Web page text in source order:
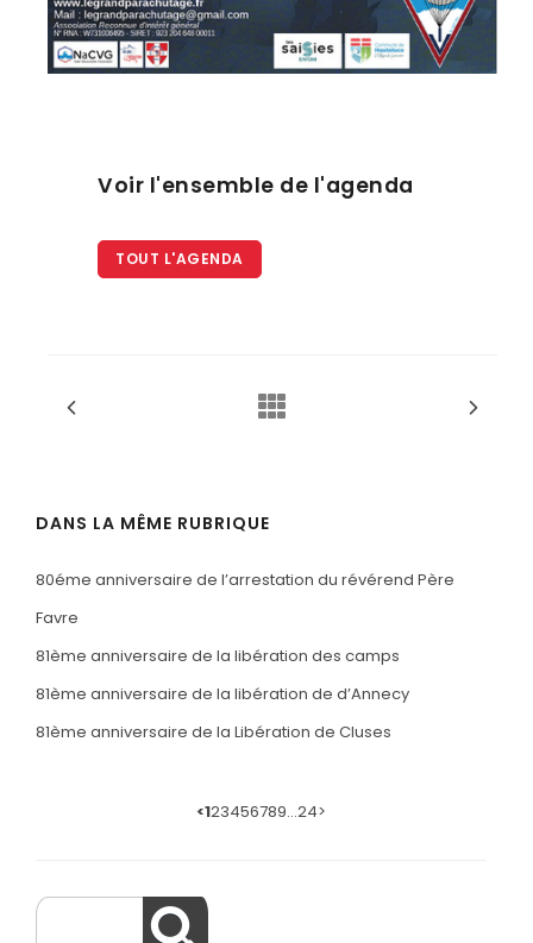
Voir l'ensemble de l'agenda
TOUT L'AGENDA
DANS LA MÊME RUBRIQUE
80éme anniversaire de l’arrestation du révérend Père
Favre
81ème anniversaire de la libération des camps
81ème anniversaire de la libération de d’Annecy
81ème anniversaire de la Libération de Cluses
<123456789…24>